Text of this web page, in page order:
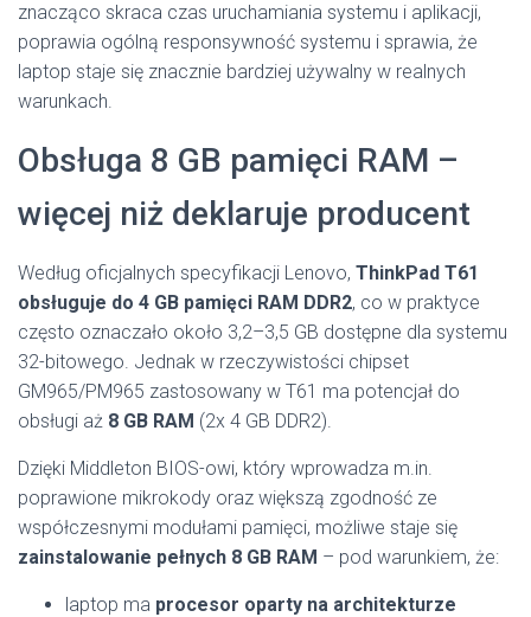
znacząco skraca czas uruchamiania systemu i aplikacji,
poprawia ogólną responsywność systemu i sprawia, że
laptop staje się znacznie bardziej używalny w realnych
warunkach.
Obsługa 8 GB pamięci RAM –
więcej niż deklaruje producent
Według oficjalnych specyfikacji Lenovo, ThinkPad T61
obsługuje do 4 GB pamięci RAM DDR2, co w praktyce
często oznaczało około 3,2–3,5 GB dostępne dla systemu
32-bitowego. Jednak w rzeczywistości chipset
GM965/PM965 zastosowany w T61 ma potencjał do
obsługi aż 8 GB RAM (2x 4 GB DDR2).
Dzięki Middleton BIOS-owi, który wprowadza m.in.
poprawione mikrokody oraz większą zgodność ze
współczesnymi modułami pamięci, możliwe staje się
zainstalowanie pełnych 8 GB RAM – pod warunkiem, że:
laptop ma procesor oparty na architekturze